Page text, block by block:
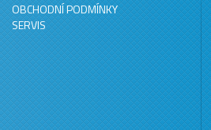
OBCHODNÍ PODMÍNKY
SERVIS